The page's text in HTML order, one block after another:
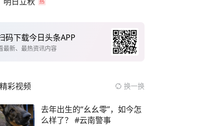
码下载今日头条APP
最新、最热资讯内容
精彩视频 换一换
去年出生的“幺幺零”，如今怎
么样了？ #云南警事